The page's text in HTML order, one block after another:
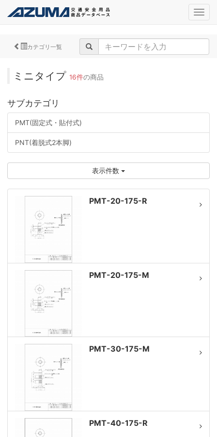
カテゴリ一覧
ミニタイプ 16件の商品
サブカテゴリ
PMT(固定式・貼付式)
PNT(着脱式2本脚)
表示件数
PMT-20-175-R
PMT-20-175-M
PMT-30-175-M
PMT-40-175-R